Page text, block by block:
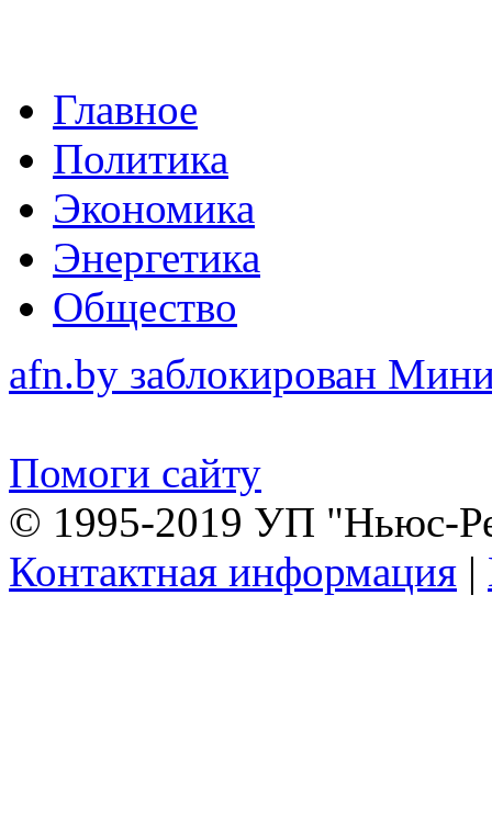
Главное
Политика
Экономика
Энергетика
Общество
afn.by заблокирован
Помоги сайту
© 1995-2019 УП "Ньюс-
Контактная информация |